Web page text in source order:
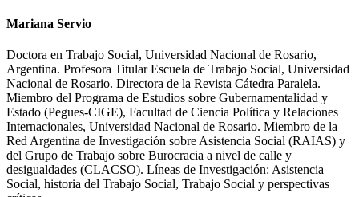
Mariana Servio
Doctora en Trabajo Social, Universidad Nacional de Rosario,
Argentina. Profesora Titular Escuela de Trabajo Social, Universidad
Nacional de Rosario. Directora de la Revista Cátedra Paralela.
Miembro del Programa de Estudios sobre Gubernamentalidad y
Estado (Pegues-CIGE), Facultad de Ciencia Política y Relaciones
Internacionales, Universidad Nacional de Rosario. Miembro de la
Red Argentina de Investigación sobre Asistencia Social (RAIAS) y
del Grupo de Trabajo sobre Burocracia a nivel de calle y
desigualdades (CLACSO). Líneas de Investigación: Asistencia
Social, historia del Trabajo Social, Trabajo Social y perspectivas